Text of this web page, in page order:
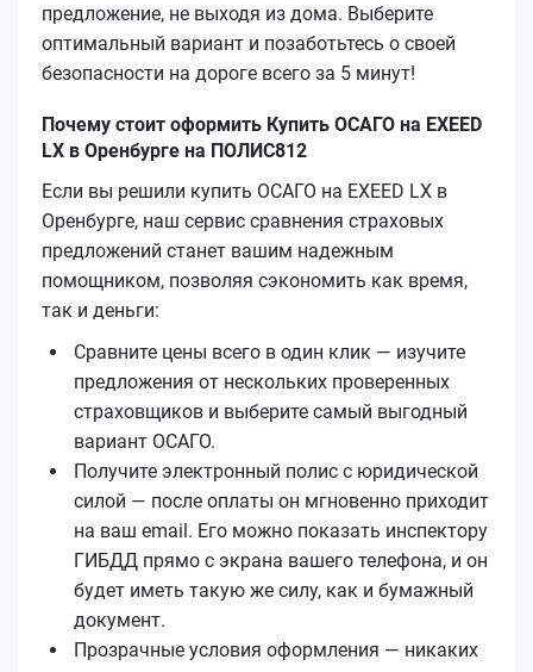
предложение, не выходя из дома. Выберите
оптимальный вариант и позаботьтесь о своей
безопасности на дороге всего за 5 минут!
Почему стоит оформить Купить ОСАГО на EXEED
LX в Оренбурге на ПОЛИС812
Если вы решили купить ОСАГО на EXEED LX в
Оренбурге, наш сервис сравнения страховых
предложений станет вашим надежным
помощником, позволяя сэкономить как время,
так и деньги:
Сравните цены всего в один клик — изучите
предложения от нескольких проверенных
страховщиков и выберите самый выгодный
вариант ОСАГО.
Получите электронный полис с юридической
силой — после оплаты он мгновенно приходит
на ваш email. Его можно показать инспектору
ГИБДД прямо с экрана вашего телефона, и он
будет иметь такую же силу, как и бумажный
документ.
Прозрачные условия оформления — никаких